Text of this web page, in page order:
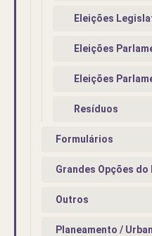
Eleições
Eleições
Eleições
Resíduos
Formulários
Grandes Opções do
Outros
Planeamento /